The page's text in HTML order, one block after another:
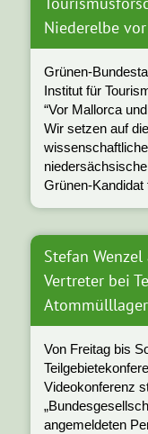
Niederelbe vor
Grünen-
Institut für
“Vor Mallorca
Wir setzen auf
Grünen-
Stefan
Vertreter bei
Atommülllager
Von Freitag bis
Videokonferenz
angemeldeten